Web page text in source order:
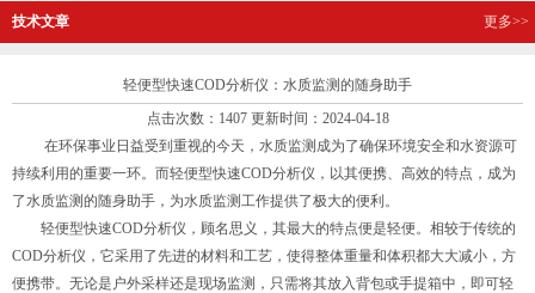
技术文章 更多>>
轻便型快速COD分析仪：水质监测的随身助手
点击次数：1407 更新时间：2024-04-18
在环保事业日益受到重视的今天，水质监测成为了确保环境安全和水资源可
持续利用的重要一环。而轻便型快速COD分析仪，以其便携、高效的特点，成为
了水质监测的随身助手，为水质监测工作提供了极大的便利。
轻便型快速COD分析仪，顾名思义，其最大的特点便是轻便。相较于传统的
COD分析仪，它采用了先进的材料和工艺，使得整体重量和体积都大大减小，方
便携带。无论是户外采样还是现场监测，只需将其放入背包或手提箱中，即可轻